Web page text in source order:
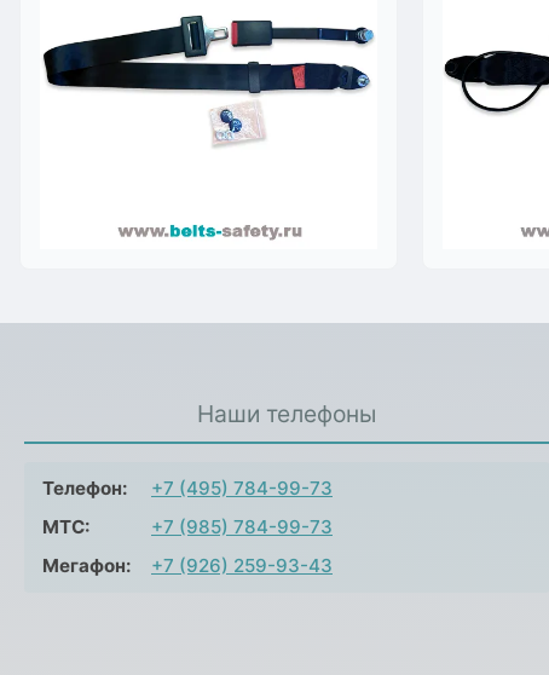
Наши телефоны
Телефон:
+7 (495) 784-99-73
МТС:
+7 (985) 784-99-73
Мегафон:
+7 (926) 259-93-43